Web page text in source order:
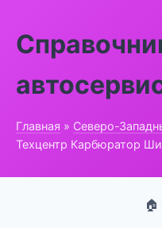
Главная » Северо-
Техцентр Карбюратор
🏠